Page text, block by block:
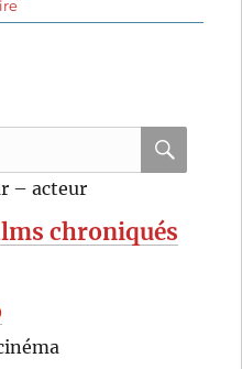
sur
Quartet
– acteur
chroniqués